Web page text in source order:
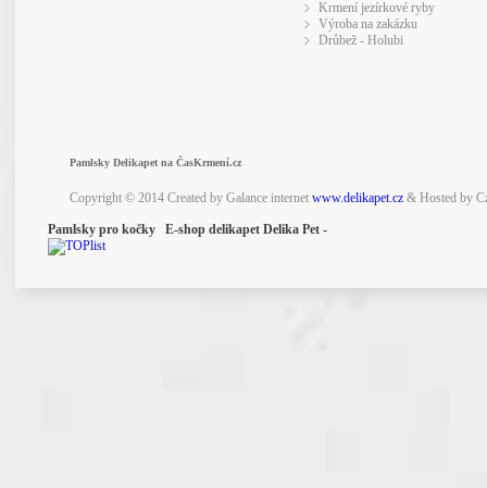
Krmení jezírkové ryby
Výroba na zakázku
Drůbež - Holubi
Pamlsky Delikapet na ČasKrmení.cz
Copyright © 2014 Created by Galance internet www.delikapet.cz& Hosted by
Pamlsky pro kočky E-shop delikapet Delika Pet -